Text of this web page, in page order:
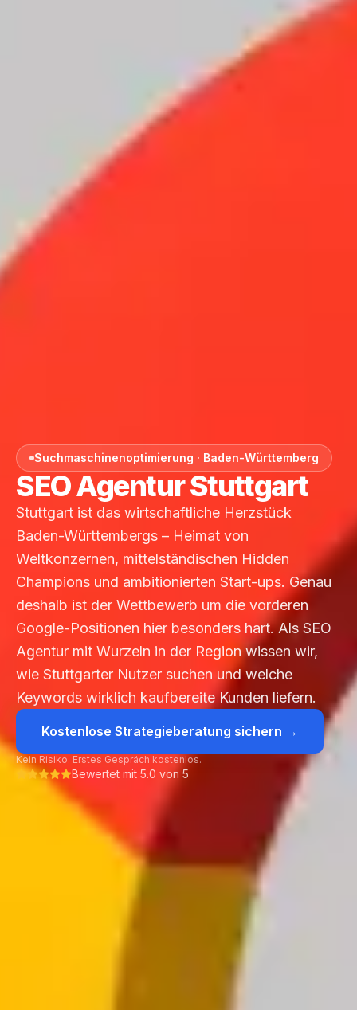
Suchmaschinenoptimierung · Baden-Württemberg
SEO Agentur Stuttgart
Stuttgart ist das wirtschaftliche Herzstück
Baden-Württembergs – Heimat von
Weltkonzernen, mittelständischen Hidden
Champions und ambitionierten Start-ups. Genau
deshalb ist der Wettbewerb um die vorderen
Google-Positionen hier besonders hart. Als SEO
Agentur mit Wurzeln in der Region wissen wir,
wie Stuttgarter Nutzer suchen und welche
Keywords wirklich kaufbereite Kunden liefern.
Kostenlose Strategieberatung sichern →
Kein Risiko. Erstes Gespräch kostenlos.
Bewertet mit 5.0 von 5